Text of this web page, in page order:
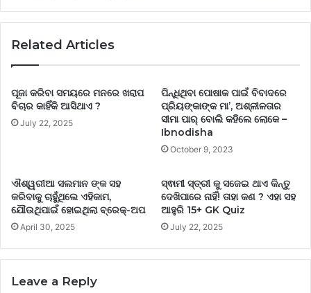
Related Articles
ପୂଜା କରିବା ସମୟରେ ମନରେ ଖରାପ
ବିଚାର କାହିଁକି ଆସିଥାଏ ?
July 22, 2025
ପିନ୍ଧିଥିବା ପୋଷାକ ପାଇଁ ବିବାଦରେ
ପ୍ରିୟଙ୍କାଙ୍କ ମା’, ଅଶ୍ଳୀଳତାର
ସୀମା ପାର୍ ବୋଲି କହିଲେ ଲୋକେ –
Ibnodisha
October 9, 2023
ଐଶ୍ୱରୀଆ ସଲମାନ ଙ୍କ ସହ
କରିବାକୁ ଚାହୁଁଥିଲେ ଏହିକାମ,
ଯୌଉଥିପାଇଁ ହୋଇଥିଲା ବ୍ରେକ୍-ଅପ
April 30, 2025
ସ୍ଵାମୀ ସ୍ତ୍ରୀ କୁ ସଜେଇ ଥାଏ କିନ୍ତୁ
ଦେଖିପାରେ ନାହିଁ! ତାହା କଣ ? ଏହା ସହ
ଆହୁରି 15+ GK Quiz
July 22, 2025
Leave a Reply